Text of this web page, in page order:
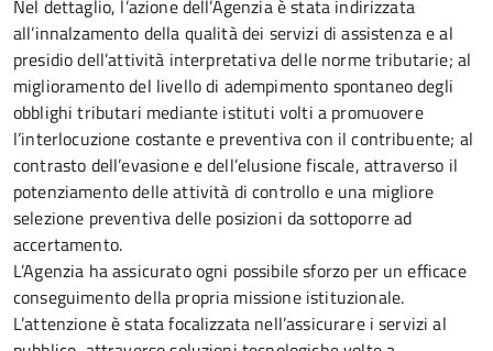
Nel dettaglio, l’azione dell’Agenzia è stata indirizzata
all’innalzamento della qualità dei servizi di assistenza e al
presidio dell’attività interpretativa delle norme tributarie; al
miglioramento del livello di adempimento spontaneo degli
obblighi tributari mediante istituti volti a promuovere
l’interlocuzione costante e preventiva con il contribuente; al
contrasto dell’evasione e dell’elusione fiscale, attraverso il
potenziamento delle attività di controllo e una migliore
selezione preventiva delle posizioni da sottoporre ad
accertamento.
L’Agenzia ha assicurato ogni possibile sforzo per un efficace
conseguimento della propria missione istituzionale.
L’attenzione è stata focalizzata nell’assicurare i servizi al